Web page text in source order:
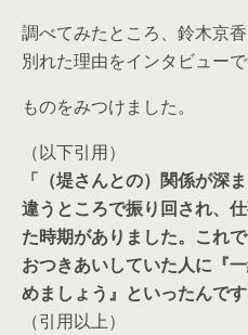
調べてみたところ、鈴木京
別れた理由をインタビュー
ものをみつけました。
（以下引用）
「（堤さんとの）関係が深
違うところで振り回され、
た時期がありました。これ
おつきあいしていた人に『
めましょう』といったんです
（引用以上）